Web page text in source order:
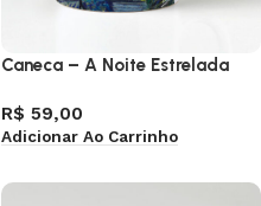
Caneca – A Noite Estrelada
R$ 59,00
Adicionar Ao Carrinho